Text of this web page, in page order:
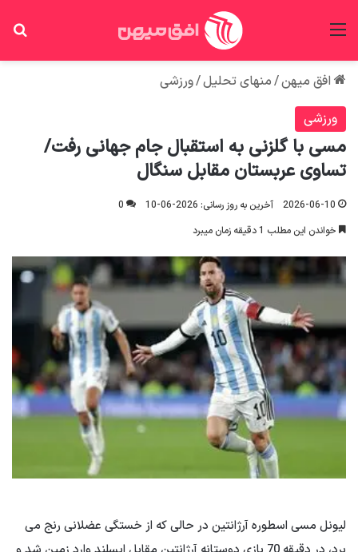
افق میهن/منهای تحلیل/ورزشی
ورزشی
مسی با گلزنی به استقبال جام جهانی رفت/
تساوی عربستان مقابل سنگال
2026-06-10 آخرین به روز رسانی: 2026-06-10
0
خواندن این مطلب 1 دقیقه زمان میبرد
لیونل مسی اسطوره آرژانتین در حالی که از خستگی عضلانی رنج می